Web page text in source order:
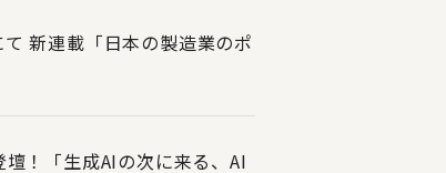
新連載「日本の製造業のポ
！「生成AIの次に来る、AI